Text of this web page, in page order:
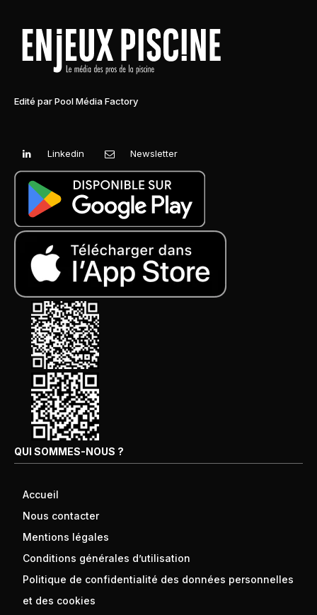
Edité par Pool Média Factory
Linkedin Newsletter
QUI SOMMES-NOUS ?
Accueil
Nous contacter
Mentions légales
Conditions générales d’utilisation
Politique de confidentialité des données personnelles
et des cookies